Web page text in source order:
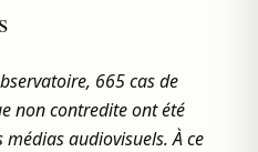
665 cas de
non contredite ont été
audiovisuels. À ce